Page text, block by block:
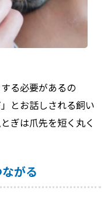
る必要があるの
とお話しされる飼い
ぎは爪先を短く丸く
がる